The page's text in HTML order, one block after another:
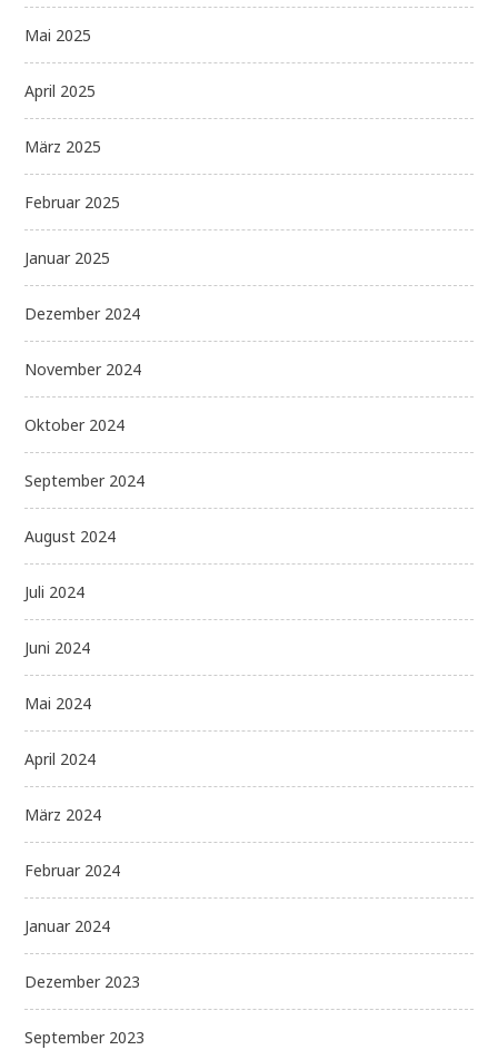
Mai 2025
April 2025
März 2025
Februar 2025
Januar 2025
Dezember 2024
November 2024
Oktober 2024
September 2024
August 2024
Juli 2024
Juni 2024
Mai 2024
April 2024
März 2024
Februar 2024
Januar 2024
Dezember 2023
September 2023